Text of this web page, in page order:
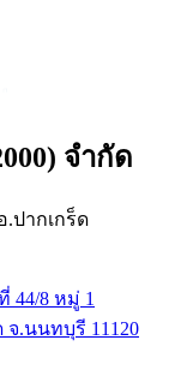
จำกัด
.ปากเกร็ด
44/8 หมู่ 1
จ.นนทบุรี 11120